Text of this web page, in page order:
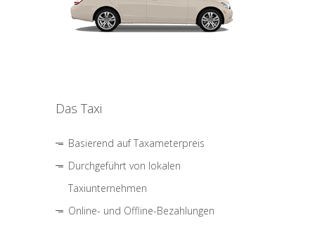
Das Taxi
Basierend auf Taxameterpreis
Durchgeführt von lokalen
Taxiunternehmen
Online- und Offline-Bezahlungen